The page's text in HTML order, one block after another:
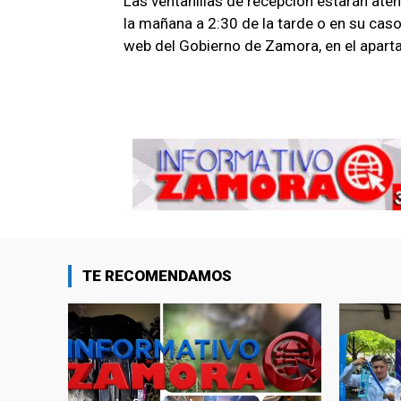
la mañana a 2:30 de la tarde o en su
web del Gobierno de Zamora, en el
TE RECOMENDAMOS